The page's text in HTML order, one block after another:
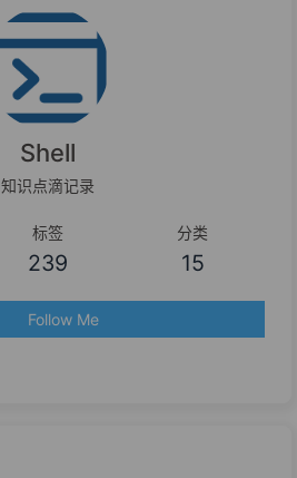
Shell
知识点滴记录
标签
239
分类
15
Follow Me